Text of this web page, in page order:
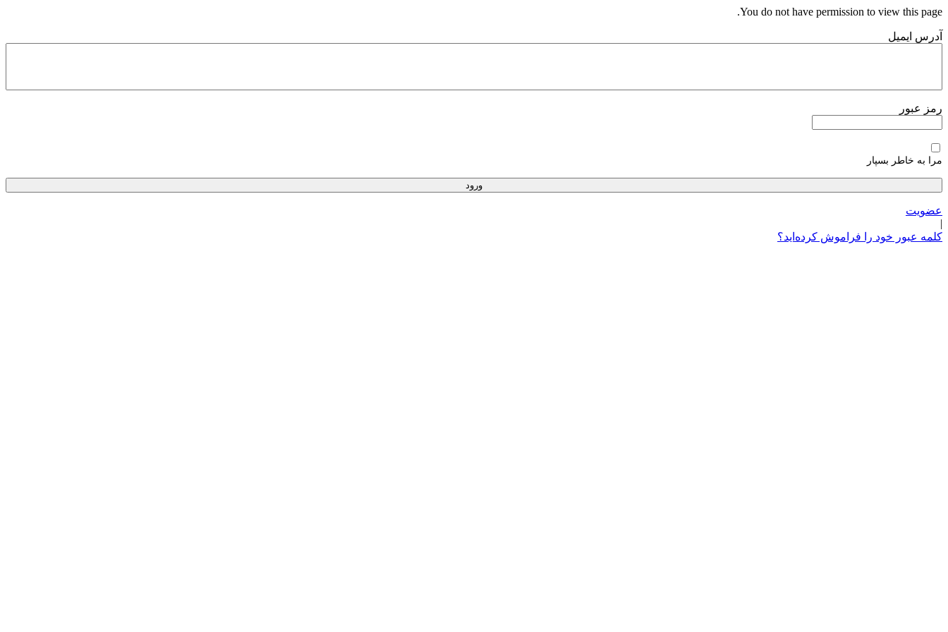
پرش
محتوا
You do not have permission to view this page.
آدرس ایمیل
رمز عبور
مرا به خاطر بسپار
عضویت
|
کلمه عبور خود را فراموش کرده‌اید؟